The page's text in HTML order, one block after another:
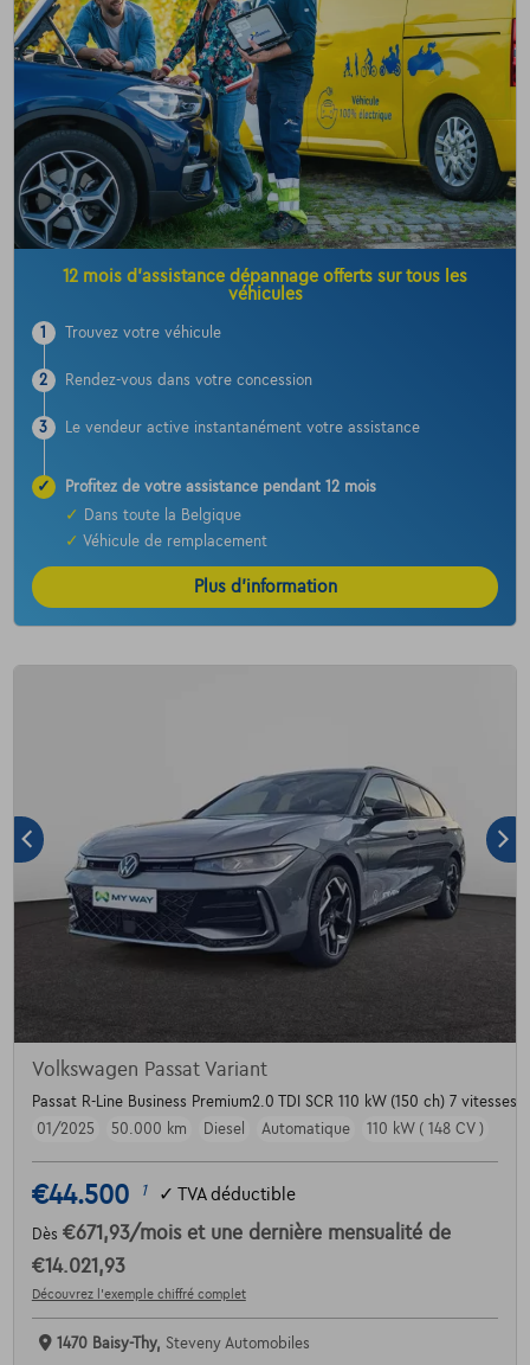
12 mois d’assistance dépannage offerts sur tous les
véhicules
1 Trouvez votre véhicule
2 Rendez-vous dans votre concession
3 Le vendeur active instantanément votre assistance
✓
Profitez de votre assistance pendant 12 mois
✓
Dans toute la Belgique
✓ Véhicule de remplacement
Plus d’information
Volkswagen Passat Variant
Passat R-Line Business Premium2.0 TDI SCR 110 kW (150 ch) 7 vitesses
01/2025
50.000 km Diesel Automatique 110 kW ( 148 CV )
€44.500 1 ✓ TVA déductible
Dès €671,93/mois et une dernière mensualité de
€14.021,93
Découvrez l’exemple chiffré complet
1470 Baisy-Thy, Steveny Automobiles